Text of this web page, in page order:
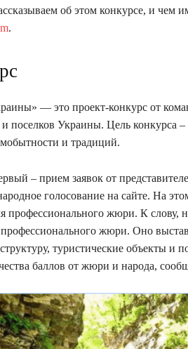
об этом конкурсе, и чем
.
— это проект-конкурс от
поселков Украины. Цель конкурса –
и традиций.
– прием заявок от
голосование на сайте. На
жюри. К слову,
профессионального жюри. Оно
туристические объекты и
баллов от жюри и народа,